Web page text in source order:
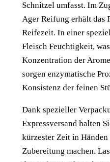
Schnitzel umfasst. Im
Ager Reifung erhält das
Reifezeit. In einer
Fleisch Feuchtigkeit,
Konzentration der
sorgen enzymatische
Konsistenz der feinen
Dank spezieller
Expressversand halten
kürzester Zeit in
Zubereitung machen.